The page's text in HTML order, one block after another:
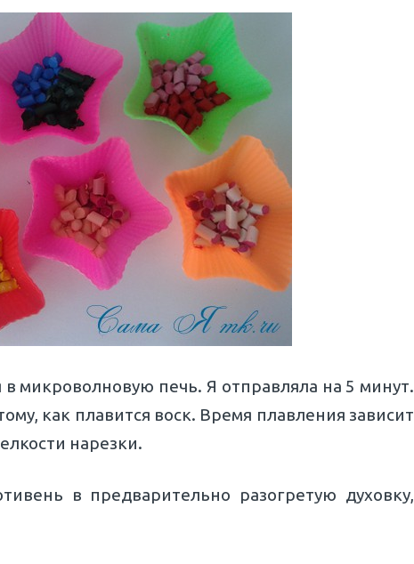
микроволновую печь. Я отправляла на 5 минут.
как плавится воск. Время плавления зависит
нарезки.
в предварительно разогретую духовку,